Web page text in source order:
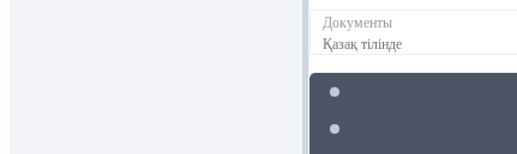
Документы
Қазақ тілінде